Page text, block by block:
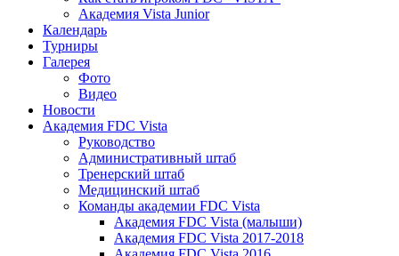
Академия Vista Junior
Календарь
Турниры
Галерея
Фото
Видео
Новости
Академия FDC Vista
Руководство
Административный штаб
Тренерский штаб
Медицинский штаб
Команды академии FDC Vista
Академия FDC Vista (малыши)
Академия FDC Vista 2017-2018